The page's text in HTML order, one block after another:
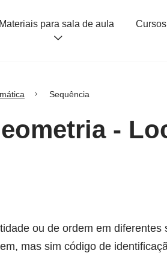
Materiais para sala de aula
Sequência
-
ou de ordem em
mas sim código de